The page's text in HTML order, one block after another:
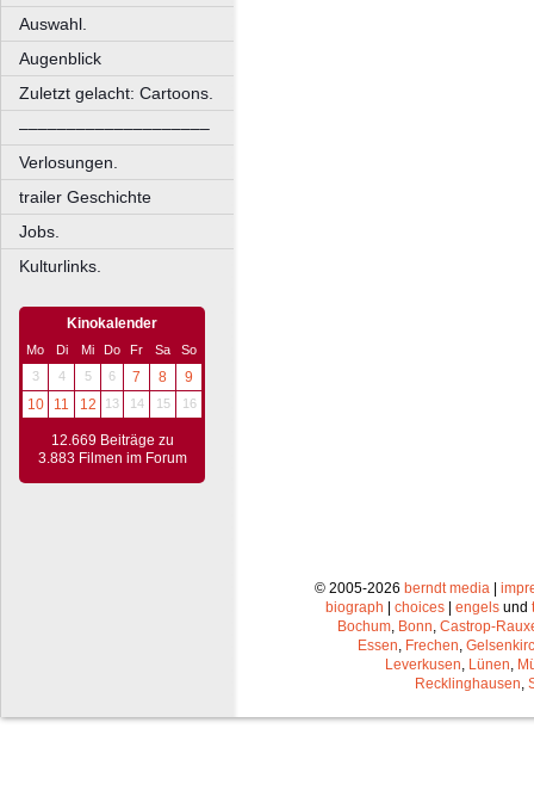
Auswahl.
Augenblick
Zuletzt gelacht: Cartoons.
––––––––––––––––––––
Verlosungen.
trailer Geschichte
Jobs.
Kulturlinks.
Kinokalender
Mo Di Mi Do Fr Sa
So
3
4 5 6 7 8
9
10
11 12 13 14 15 16
12.669 Beiträge zu
3.883 Filmen im Forum
© 2005-2026 berndt media|
biograph
choices engels und
Bochum, Bonn, Castrop-
Essen, Frechen,
Leverkusen, Lünen,
Recklinghausen,